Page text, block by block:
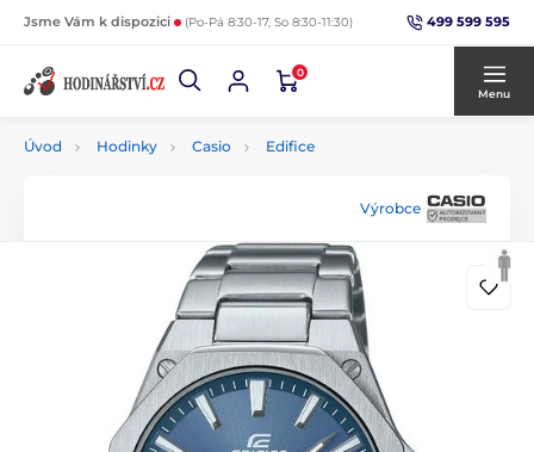
Jsme Vám k dispozici (Po-Pá 8:30-17, So 8:30-11:30) 499 599 595
0
Menu
Úvod Hodinky Casio Edifice
Výrobce